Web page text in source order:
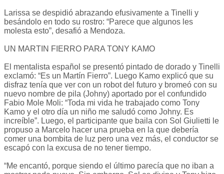
Larissa se despidió abrazando efusivamente a Tinelli y
besándolo en todo su rostro: “Parece que algunos les
molesta esto”, desafió a Mendoza.
UN MARTIN FIERRO PARA TONY KAMO
El mentalista español se presentó pintado de dorado y Tinelli
exclamó: “Es un Martín Fierro”. Luego Kamo explicó que su
disfraz tenía que ver con un robot del futuro y bromeó con su
nuevo nombre de pila (Johny) aportado por el confundido
Fabio Mole Moli: “Toda mi vida he trabajado como Tony
Kamo y el otro día un niño me saludó como Johny. Es
increíble”. Luego, el participante que baila con Sol Giulietti le
propuso a Marcelo hacer una prueba en la que debería
comer una bombita de luz pero una vez más, el conductor se
escapó con la excusa de no tener tiempo.
“Me encantó, porque siendo el último parecía que no iban a